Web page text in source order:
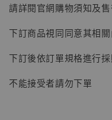
【現貨】
請詳閱官網購物須知及
下訂商品視同同意其相
下訂後依訂單規格進行
不能接受者請勿下單